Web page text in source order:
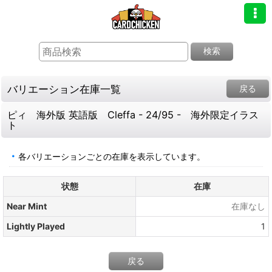
検索
バリエーション在庫一覧 戻る
ピィ 海外版 英語版 Cleffa - 24/95 - 海外限定イラス
ト
各バリエーションごとの在庫を表示しています。
状態
在庫
Near Mint
在庫なし
Lightly Played
1
戻る